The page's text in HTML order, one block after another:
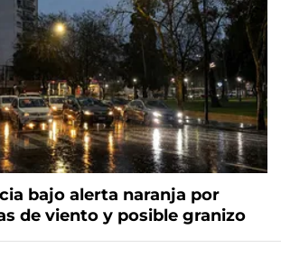
bajo alerta naranja por
de viento y posible granizo